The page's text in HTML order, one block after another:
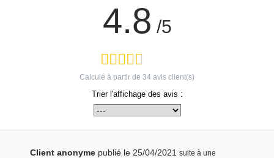
4.8 /5
Calculé à partir de 34 avis client(s)
Trier l'affichage des avis :
Client anonyme publié le 25/04/2021 suite à une